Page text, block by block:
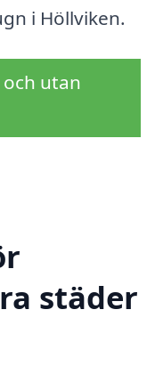
i Höllviken.
utan
städer